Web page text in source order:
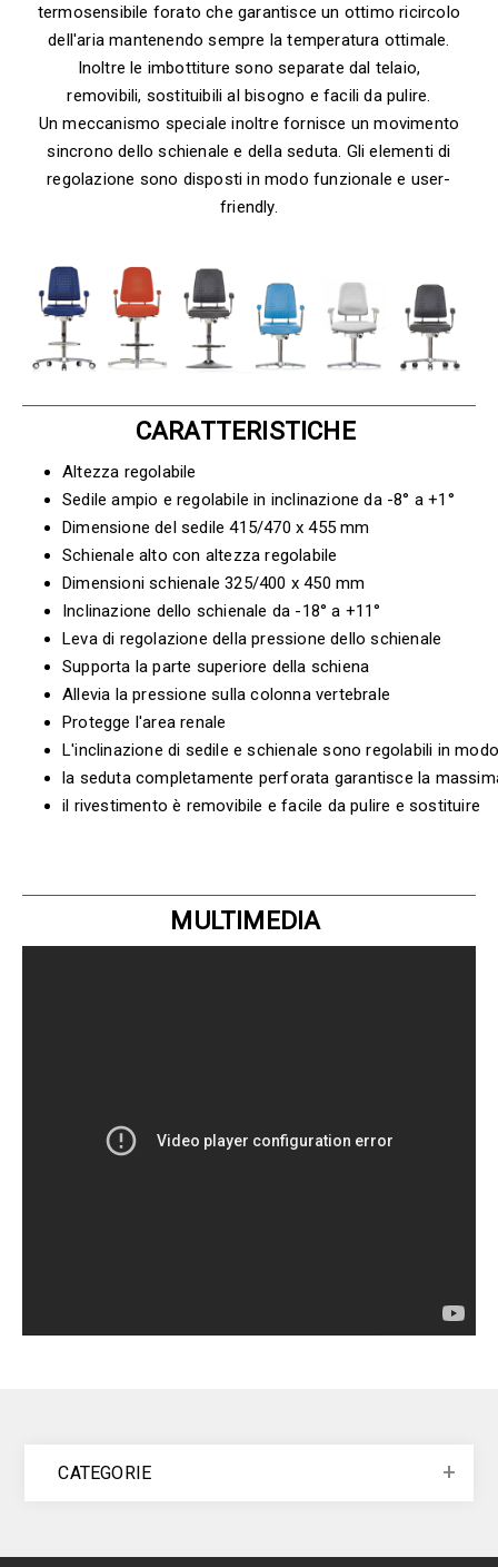
termosensibile forato che garantisce un ottimo ricircolo
dell'aria mantenendo sempre la temperatura ottimale.
Inoltre le imbottiture sono separate dal telaio,
removibili, sostituibili al bisogno e facili da pulire.
Un meccanismo speciale inoltre fornisce un movimento
sincrono dello schienale e della seduta. Gli elementi di
regolazione sono disposti in modo funzionale e user-
friendly.
CARATTERISTICHE
Altezza regolabile
Sedile ampio e regolabile in inclinazione da -8° a +1°
Dimensione del sedile 415/470 x 455 mm
Schienale alto con altezza regolabile
Dimensioni schienale 325/400 x 450 mm
Inclinazione dello schienale da -18° a +11°
Leva di regolazione della pressione dello schienale
Supporta la parte superiore della schiena
Allevia la pressione sulla colonna vertebrale
Protegge l'area renale
L'inclinazione di sedile e schienale sono regolabili in
la seduta completamente perforata garantisce la
il rivestimento è removibile e facile da pulire e sostituire
MULTIMEDIA
CATEGORIE